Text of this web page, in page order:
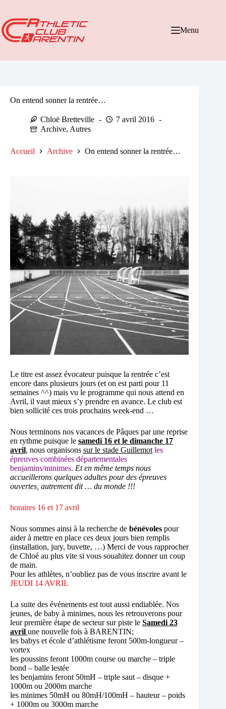
contenu
Menu
On entend sonner la rentrée…
Chloë Bretteville
7 avril 2016
Archive, Autres
Accueil Archive On entend sonner la rentrée…
Le titre est assez évocateur puisque la rentrée c’est
encore dans plusieurs jours (et on est parti pour 11
semaines ^^) mais vu le programme qui nous attend en
Avril, il vaut mieux s’y prendre en avance. Le club est
bien sollicité ces trois prochains week-end …
Nous terminons nos vacances de Pâques par une reprise
en rythme puisque le samedi 16 et le dimanche 17
avril, nous organisons sur le stade Guillemot les
épreuves combinées départementales
benjamins/minimes. Et en même temps nous
accueillerons quelques adultes pour des épreuves
ouvertes, autrement dit … du monde !!!
horaires 16 et 17 avril
Nous sommes ainsi à la recherche de bénévoles pour
aider à mettre en place ces deux jours bien remplis
(installation, jury, buvette, …) Merci de vous rapprocher
de Chloé au plus vite si vous souahitez donner un coup
de main.
Pour les athlètes, n’oubliez pas de vous inscrire avant le
JEUDI 14 AVRIL
La suite des événements est tout aussi endiablée. Nos
jeunes, de baby à minimes, nous les retrouverons pour
leur première étape de secteur sur piste le Samedi 23
avril une nouvelle fois à BARENTIN;
les babys et école d’athlétisme feront 500m-longueur –
vortex
les poussins feront 1000m course ou marche – triple
bond – balle lestée
les benjamins feront 50mH – triple saut – disque +
1000m ou 2000m marche
les minimes 50mH ou 80mH/100mH – hauteur – poids
+ 1000m ou 3000m marche